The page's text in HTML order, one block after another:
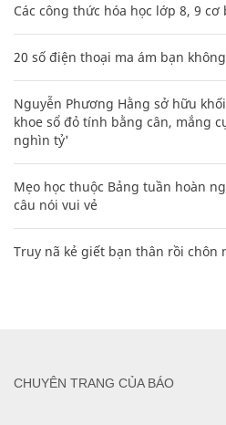
Các công thức hóa học lớp 8, 9
20 số điện thoại ma ám bạn
Nguyễn Phương Hằng sở hữu
khoe sổ đỏ tính bằng cân, mắng
nghìn tỷ'
Mẹo học thuộc Bảng tuần hoàn
câu nói vui vẻ
Truy nã kẻ giết bạn thân rồi chôn
CHUYÊN TRANG CỦA BÁO